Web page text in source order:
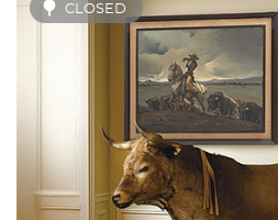
CLOSED